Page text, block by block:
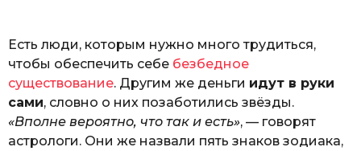
р
к
л
ю
к
Есть люди, которым нужно много трудиться,
чтобы обеспечить себе безбедное
существование. Другим же деньги идут в руки
сами, словно о них позаботились звёзды.
«Вполне вероятно, что так и есть», — говорят
астрологи. Они же назвали пять знаков зодиака,